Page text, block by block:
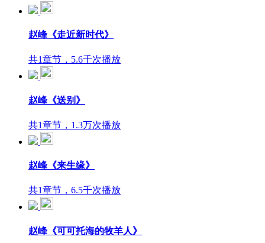
赵峰《走近新时代》
共1章节，5.6千次播放
赵峰《送别》
共1章节，1.3万次播放
赵峰《来生缘》
共1章节，6.5千次播放
赵峰《可可托海的牧羊人》